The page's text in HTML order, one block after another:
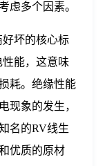
虑多个因素。
坏的核心标
能，这意味
耗。绝缘性能
现象的发生，
名的RV线生
优质的原材